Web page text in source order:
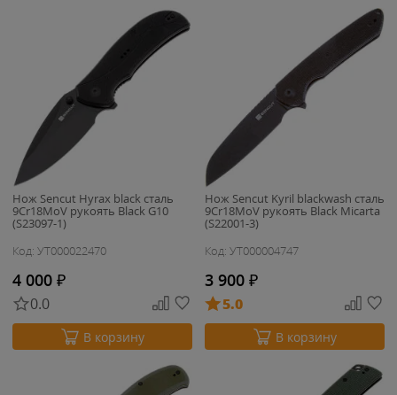
Нож Sencut Hyrax black сталь
9Cr18MoV рукоять Black G10
(S23097-1)
Код: УТ000022470
4 000 ₽
0.0
В корзину
Нож Sencut Kyril blackwash сталь
9Cr18MoV рукоять Black Micarta
(S22001-3)
Код: УТ000004747
3 900 ₽
5.0
В корзину